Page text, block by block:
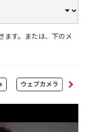
ます。または、下のメ
ウェブカメラ